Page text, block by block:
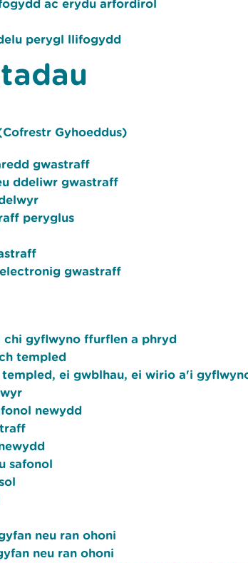
ac erydu arfordirol
perygl llifogydd
Gyhoeddus)
gwastraff
ddeliwr gwastraff
peryglus
gwastraff
chi gyflwyno ffurflen a phryd
templed
ei gwblhau, ei wirio a'i
newydd
safonol
neu ran ohoni
neu ran ohoni